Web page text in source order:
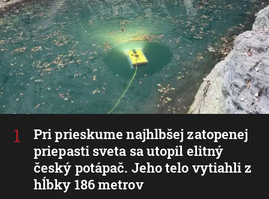
Pri prieskume najhlbšej zatopenej
priepasti sveta sa utopil elitný
český potápač. Jeho telo vytiahli z
hĺbky 186 metrov